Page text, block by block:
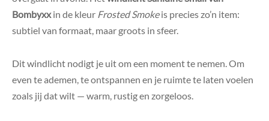
Bombyxxin de kleur Frosted Smokeis precies zo’n item:
subtiel van formaat, maar groots in sfeer.
Dit windlicht nodigt je uit om een moment te nemen. Om
even te ademen, te ontspannen en je ruimte te laten voelen
zoals jij dat wilt — warm, rustig en zorgeloos.